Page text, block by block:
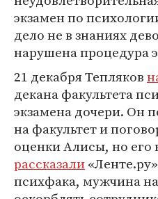
экзамен по
дело не в знаниях
нарушена процедура
21 декабря Тепляков
декана факультета
экзамена дочери. Он
на факультет и
оценки Алисы, но его
рассказали
психфака, мужчина